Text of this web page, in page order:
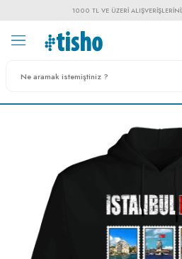
1000 TL VE ÜZERI